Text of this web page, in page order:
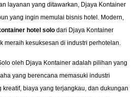
layanan yang ditawarkan, Djaya Kontainer
yang ingin memulai bisnis hotel. Modern,
hotel solo dari Djaya Kontainer
meraih kesuksesan di industri perhotelan.
oleh Djaya Kontainer adalah pilihan yang
yang berencana memasuki industri
biaya yang terjangkau, dan dukungan